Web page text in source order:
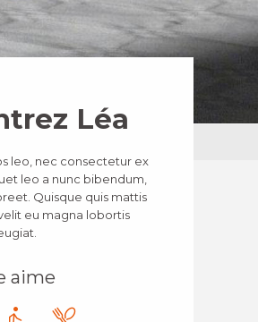
Léa
leo, nec consectetur ex
leo a nunc bibendum,
Quisque quis mattis
eu magna lobortis
aime